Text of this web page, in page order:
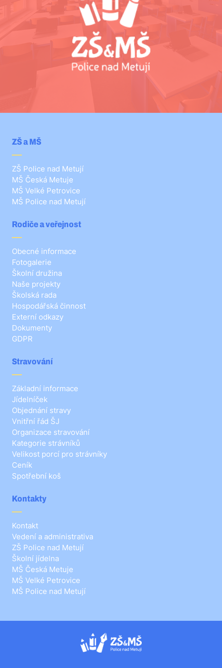
ZŠ a MŠ
ZŠ Police nad Metují
MŠ Česká Metuje
MŠ Velké Petrovice
MŠ Police nad Metují
Rodiče a veřejnost
Obecné informace
Fotogalerie
Školní družina
Naše projekty
Školská rada
Hospodářská činnost
Externí odkazy
Dokumenty
GDPR
Stravování
Základní informace
Jídelníček
Objednání stravy
Vnitřní řád ŠJ
Organizace stravování
Kategorie strávníků
Velikost porcí pro strávníky
Ceník
Spotřební koš
Kontakty
Kontakt
Vedení a administrativa
ZŠ Police nad Metují
Školní jídelna
MŠ Česká Metuje
MŠ Velké Petrovice
MŠ Police nad Metují